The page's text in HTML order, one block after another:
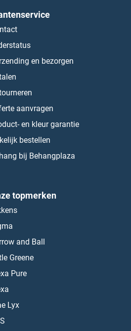
en bezorgen
aanvragen
en kleur garantie
bestellen
bij Behangplaza
topmerken
and Ball
Greene
Pure
Lyx